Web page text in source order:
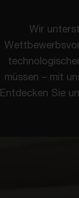
Wir
müssen – mit
Entdecken Sie